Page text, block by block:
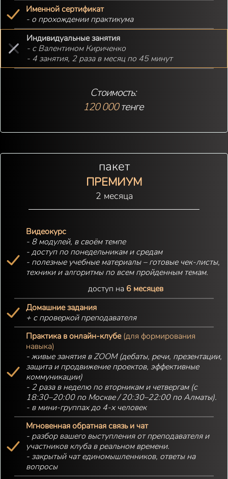
Именной сертификат
- о прохождении практикума
Индивидуальные занятия
- с Валентином Кириченко
- 4 занятия, 2 раза в месяц по 45 минут
Стоимость:
120 000тенге
пакет
ПРЕМИУМ
2 месяца
Видеокурс
- 8 модулей, в своём темпе
- доступ по понедельникам и средам
- полезные учебные материалы – готовые чек-листы,
техники и алгоритмы по всем пройденным темам.
доступ на6 месяцев
Домашние задания
+ с проверкой преподавателя
Практика в онлайн-клубе(для формирования
навыка)
- живые занятия в ZOOM (дебаты, речи, презентации,
защита и продвижение проектов, эффективные
коммуникации)
- 2 раза в неделю по вторникам и четвергам (с
18:30–20:00 по Москве / 20:30–22:00 по Алматы).
- в мини-группах до 4-х человек
Мгновенная обратная связь и чат
- разбор вашего выступления от преподавателя и
участников клуба в реальном времени.
- закрытый чат единомышленников, ответы на
вопросы